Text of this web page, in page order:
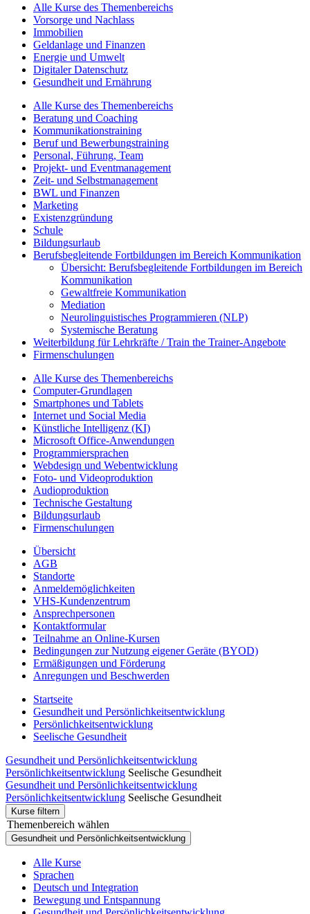
Alle Kurse des Themenbereichs
Vorsorge und Nachlass
Immobilien
Geldanlage und Finanzen
Energie und Umwelt
Digitaler Datenschutz
Gesundheit und Ernährung
Alle Kurse des Themenbereichs
Beratung und Coaching
Kommunikationstraining
Beruf und Bewerbungstraining
Personal, Führung, Team
Projekt- und Eventmanagement
Zeit- und Selbstmanagement
BWL und Finanzen
Marketing
Existenzgründung
Schule
Bildungsurlaub
Berufsbegleitende Fortbildungen im Bereich Kommunikation
Übersicht: Berufsbegleitende Fortbildungen im Bereich
Kommunikation
Gewaltfreie Kommunikation
Mediation
Neurolinguistisches Programmieren (NLP)
Systemische Beratung
Weiterbildung für Lehrkräfte / Train the Trainer-Angebote
Firmenschulungen
Alle Kurse des Themenbereichs
Computer-Grundlagen
Smartphones und Tablets
Internet und Social Media
Künstliche Intelligenz (KI)
Microsoft Office-Anwendungen
Programmiersprachen
Webdesign und Webentwicklung
Foto- und Videoproduktion
Audioproduktion
Technische Gestaltung
Bildungsurlaub
Firmenschulungen
Übersicht
AGB
Standorte
Anmeldemöglichkeiten
VHS-Kundenzentrum
Ansprechpersonen
Kontaktformular
Teilnahme an Online-Kursen
Bedingungen zur Nutzung eigener Geräte (BYOD)
Ermäßigungen und Förderung
Anregungen und Beschwerden
Startseite
Gesundheit und Persönlichkeitsentwicklung
Persönlichkeitsentwicklung
Seelische Gesundheit
Gesundheit und Persönlichkeitsentwicklung
Persönlichkeitsentwicklung Seelische Gesundheit
Gesundheit und Persönlichkeitsentwicklung
Persönlichkeitsentwicklung Seelische Gesundheit
Kurse filtern
Themenbereich wählen
Gesundheit und Persönlichkeitsentwicklung
Alle Kurse
Sprachen
Deutsch und Integration
Bewegung und Entspannung